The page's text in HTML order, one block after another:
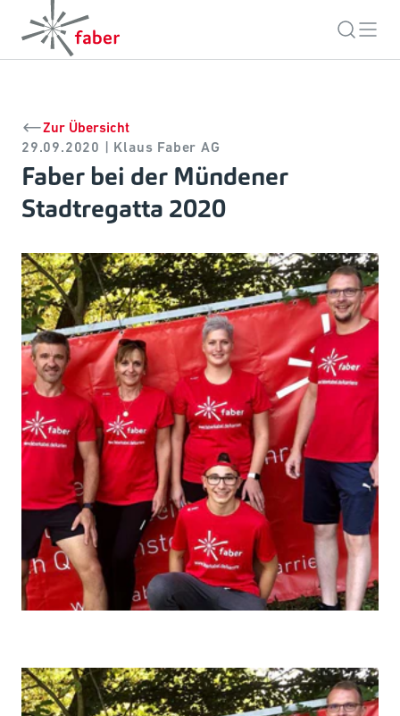
Zur Übersicht
29.09.2020 | Klaus Faber AG
Faber bei der Mündener
Stadtregatta 2020